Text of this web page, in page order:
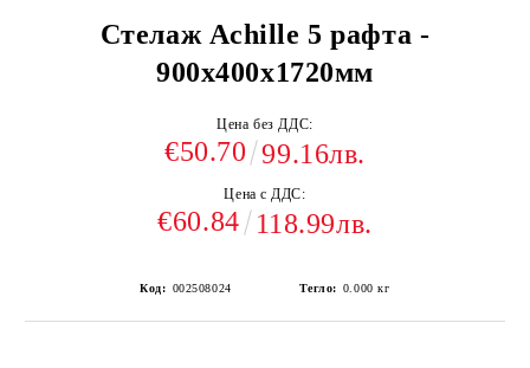
Стелаж Achille 5 рафта -
900x400x1720мм
Цена без ДДС:
€50.70 99.16лв.
Цена с ДДС:
€60.84 118.99лв.
Код: 002508024 Тегло: 0.000 кг